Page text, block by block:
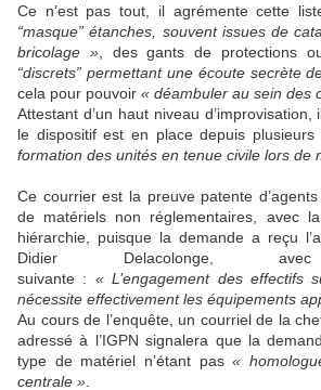
Ce n’est pas tout, il agrémente cette
“masque” étanches, souvent issues de
bricolage », des gants de protections
“discrets” permettant une écoute secrète
cela pour pouvoir « déambuler au sein des
Attestant d’un haut niveau
le dispositif est en place depuis
formation des unités en tenue civile lors de
Ce courrier est la preuve patente
de matériels non réglementaires, avec
hiérarchie, puisque la demande a reçu
Didier Delacolonge,
suivante : « L’engagement des effectifs
nécessite effectivement les équipements
Au cours de l’enquête, un courriel de la
adressé à l’IGPN signalera que la
type de matériel n’étant pas«
centrale »